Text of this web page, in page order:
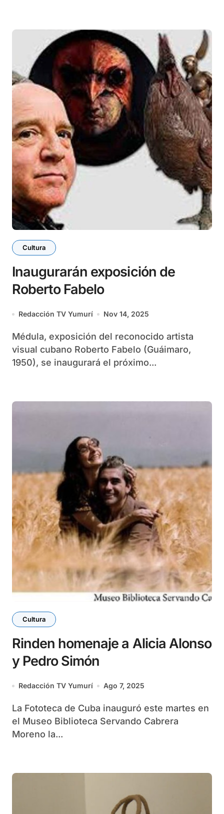
Cultura
Inaugurarán exposición de
Roberto Fabelo
Redacción TV Yumurí Nov 14, 2025
Médula, exposición del reconocido artista
visual cubano Roberto Fabelo (Guáimaro,
1950), se inaugurará el próximo...
Cultura
Rinden homenaje a Alicia Alonso
y Pedro Simón
Redacción TV Yumurí Ago 7, 2025
La Fototeca de Cuba inauguró este martes en
el Museo Biblioteca Servando Cabrera
Moreno la...